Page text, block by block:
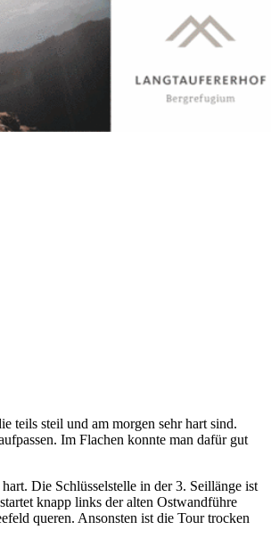
teils steil und am morgen sehr hart sind.
Im Flachen konnte man dafür gut
Die Schlüsselstelle in der 3. Seillänge ist
knapp links der alten Ostwandführe
queren. Ansonsten ist die Tour trocken